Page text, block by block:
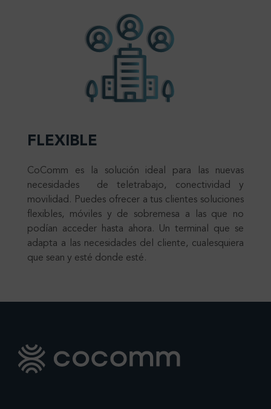
FLEXIBLE
CoComm es la solución ideal para las nuevas
necesidades de teletrabajo, conectividad y
movilidad. Puedes ofrecer a tus clientes soluciones
flexibles, móviles y de sobremesa a las que no
podían acceder hasta ahora. Un terminal que se
adapta a las necesidades del cliente, cualesquiera
que sean y esté donde esté.